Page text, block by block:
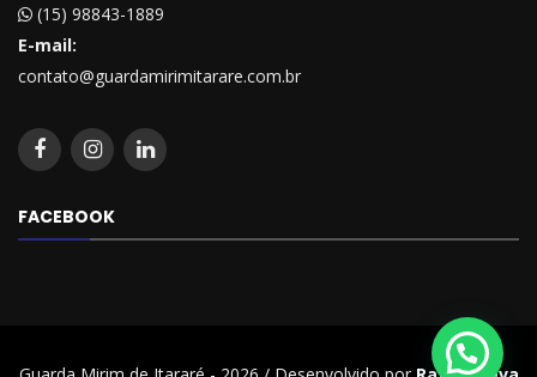
(15) 98843-1889
E-mail:
contato@guardamirimitarare.com.br
FACEBOOK